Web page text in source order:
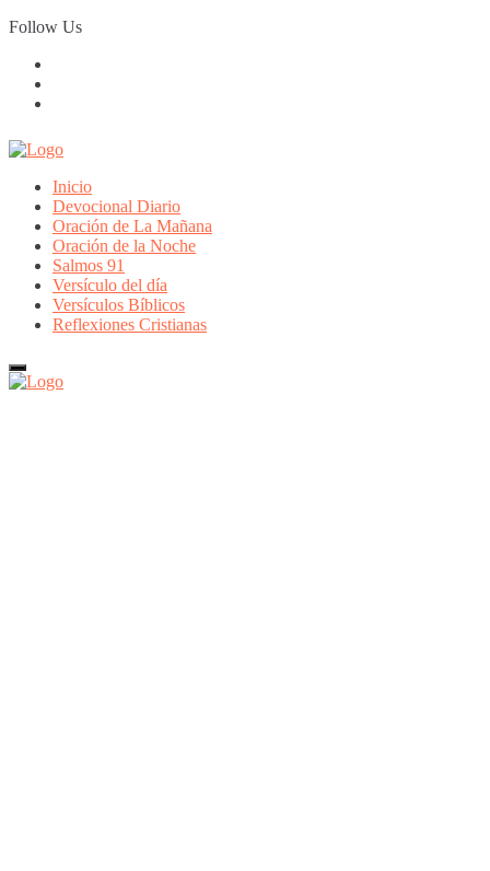
Skip
to
Follow Us
Inicio
Devocional Diario
Oración de La Mañana
Oración de la Noche
Salmos 91
Versículo del día
Versículos Bíblicos
Reflexiones Cristianas